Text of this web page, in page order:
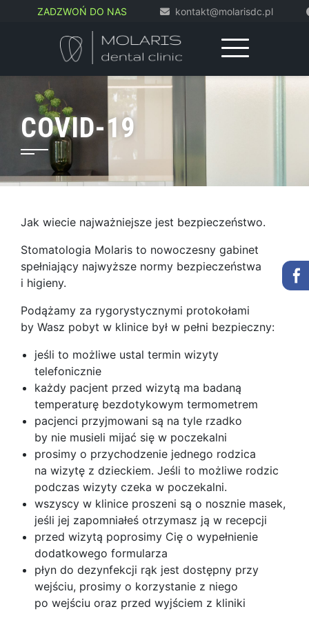
ZADZWOŃ DO NAS kontakt@molarisdc.pl
COVID-19
Jak wiecie najważniejsze jest bezpieczeństwo.
Stomatologia Molaris to nowoczesny gabinet
spełniający najwyższe normy bezpieczeństwa
i higieny.
Podążamy za rygorystycznymi protokołami
by Wasz pobyt w klinice był w pełni bezpieczny:
jeśli to możliwe ustal termin wizyty
telefonicznie
każdy pacjent przed wizytą ma badaną
temperaturę bezdotykowym termometrem
pacjenci przyjmowani są na tyle rzadko
by nie musieli mijać się w poczekalni
prosimy o przychodzenie jednego rodzica
na wizytę z dzieckiem. Jeśli to możliwe rodzic
podczas wizyty czeka w poczekalni.
wszyscy w klinice proszeni są o nosznie masek,
jeśli jej zapomniałeś otrzymasz ją w recepcji
przed wizytą poprosimy Cię o wypełnienie
dodatkowego formularza
płyn do dezynfekcji rąk jest dostępny przy
wejściu, prosimy o korzystanie z niego
po wejściu oraz przed wyjściem z kliniki